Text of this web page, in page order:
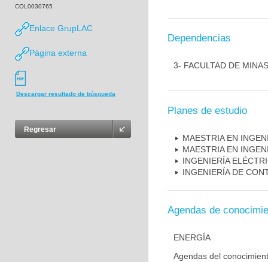
COL0030765
Enlace GrupLAC
Página externa
Descargar resultado de búsqueda
Regresar
Dependencias
3- FACULTAD DE MINAS
Planes de estudio
MAESTRIA EN
MAESTRIA EN
INGENIERÍA
INGENIERÍA DE
Agendas de
ENERGÍA
Agendas del